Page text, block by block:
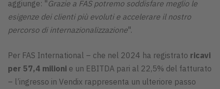
aggiunge: "Grazie a FAS potremo soddisfare meglio le
esigenze dei clienti più evoluti e accelerare il nostro
percorso di internazionalizzazione".
Per FAS International – che nel 2024 ha registrato ricavi
per 57,4 milioni e un EBITDA pari al 22,5% del fatturato
– l’ingresso in Vendix rappresenta un ulteriore passo